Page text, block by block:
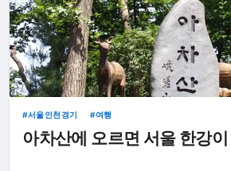
서울인천경기 여행
아차산에 오르면 서울 한강